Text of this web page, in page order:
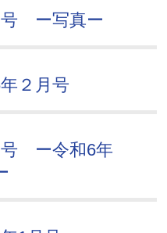
ー写真ー
２月号
ー令和6年